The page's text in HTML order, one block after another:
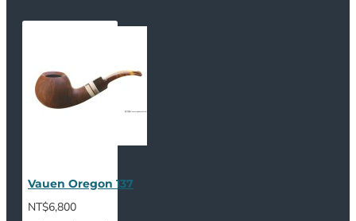
Vauen Oregon 137
NT$6,800